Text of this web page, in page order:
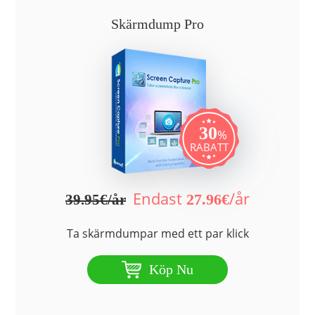
Skärmdump Pro
30%
RABATT
39.95€/år Endast 27.96€/år
Ta skärmdumpar med ett par klick
Köp Nu